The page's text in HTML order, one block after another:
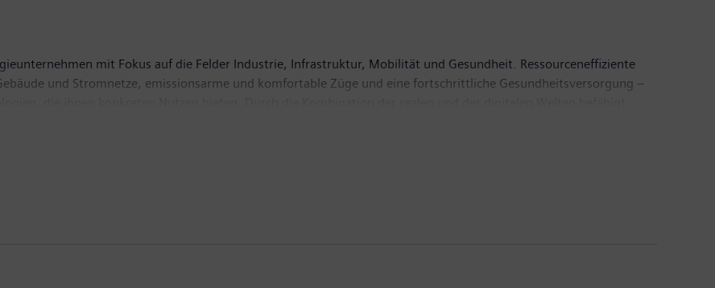
mit Fokus auf die Felder Industrie, Infrastruktur, Mobilität und Gesundheit. Ressourceneffiziente
und Stromnetze, emissionsarme und komfortable Züge und eine fortschrittliche Gesundheitsversorgung –
und verbessert damit den Alltag für Milliarden von Menschen. Siemens ist mehrheitlicher Eigentümer
weltweit rund 303.000 Beschäftigte. Weitere Informationen finden Sie im Internet unter